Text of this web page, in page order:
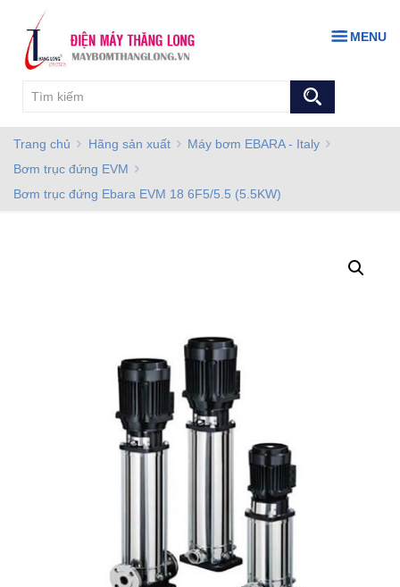
MENU
Trang chủ Hãng sản xuất
Máy bơm EBARA - Italy
Bơm trục đứng EVM
Bơm trục đứng Ebara EVM 18 6F5/5.5 (5.5KW)